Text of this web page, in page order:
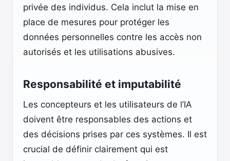
privée des individus. Cela inclut la mise en
place de mesures pour protéger les
données personnelles contre les accès non
autorisés et les utilisations abusives.
Responsabilité et imputabilité
Les concepteurs et les utilisateurs de l’IA
doivent être responsables des actions et
des décisions prises par ces systèmes. Il est
crucial de définir clairement qui est